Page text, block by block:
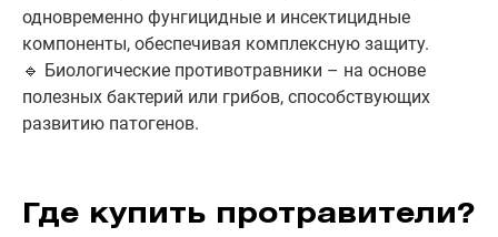
одновременно фунгицидные и инсектицидные
компоненты, обеспечивая комплексную защиту.
🔹 Биологические противотравники – на основе
полезных бактерий или грибов, способствующих
развитию патогенов.
Где купить протравители?